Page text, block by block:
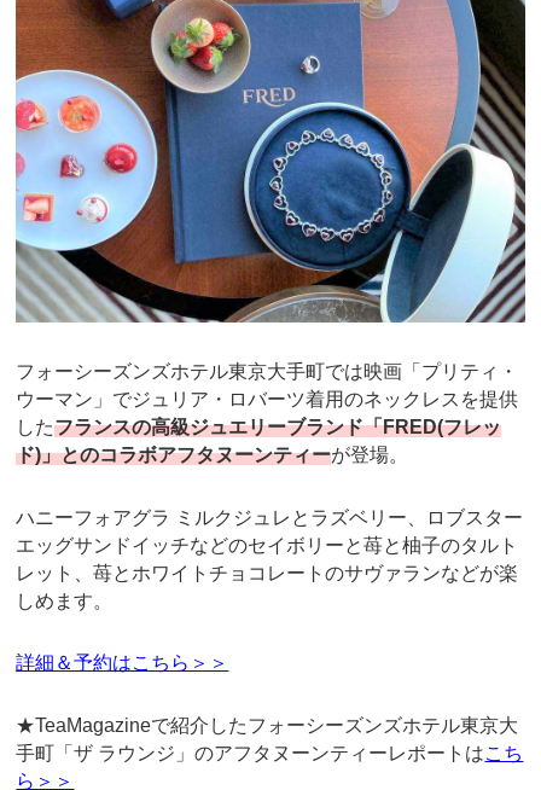
フォーシーズンズホテル東京大手町では映画「プリティ・
ウーマン」でジュリア・ロバーツ着用のネックレスを提供
したフランスの高級ジュエリーブランド「FRED(フレッ
ド)」とのコラボアフタヌーンティーが登場。
ハニーフォアグラ ミルクジュレとラズベリー、ロブスター
エッグサンドイッチなどのセイボリーと苺と柚子のタルト
レット、苺とホワイトチョコレートのサヴァランなどが楽
しめます。
詳細＆予約はこちら＞＞
★TeaMagazineで紹介したフォーシーズンズホテル東京大
手町「ザ ラウンジ」のアフタヌーンティーレポートはこち
ら＞＞